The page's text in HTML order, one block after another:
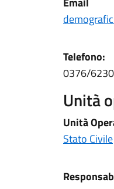
Telefono:
0376/
Unità
Unità
Stato Civile